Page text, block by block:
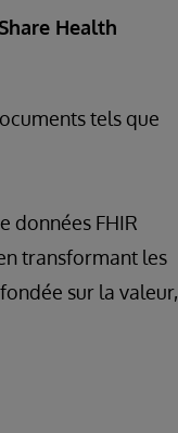
Health
tels que
données FHIR
transformant les
sur la valeur,